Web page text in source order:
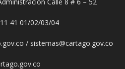
41 01/02/03/04
/ sistemas@cartago.gov.co